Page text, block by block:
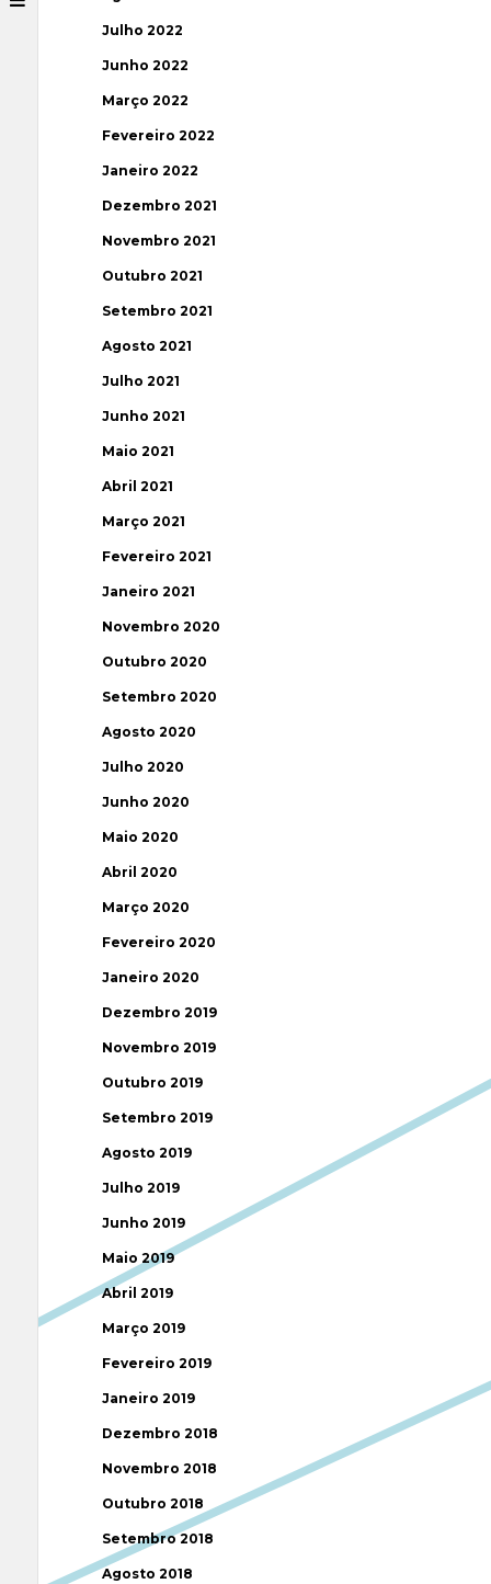
Julho 2022
Junho 2022
Março 2022
Fevereiro 2022
Janeiro 2022
Dezembro 2021
Novembro 2021
Outubro 2021
Setembro 2021
Agosto 2021
Julho 2021
Junho 2021
Maio 2021
Abril 2021
Março 2021
Fevereiro 2021
Janeiro 2021
Novembro 2020
Outubro 2020
Setembro 2020
Agosto 2020
Julho 2020
Junho 2020
Maio 2020
Abril 2020
Março 2020
Fevereiro 2020
Janeiro 2020
Dezembro 2019
Novembro 2019
Outubro 2019
Setembro 2019
Agosto 2019
Julho 2019
Junho 2019
Maio 2019
Abril 2019
Março 2019
Fevereiro 2019
Janeiro 2019
Dezembro 2018
Novembro 2018
Outubro 2018
Setembro 2018
Agosto 2018